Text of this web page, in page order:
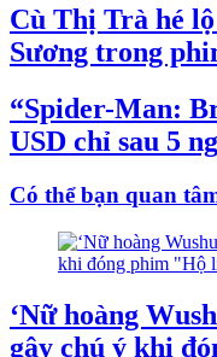
Cù Thị Trà hé
Sương trong
“Spider-Man:
USD chỉ sau 5
Có thể bạn quan
‘Nữ hoàng
gây chú ý khi